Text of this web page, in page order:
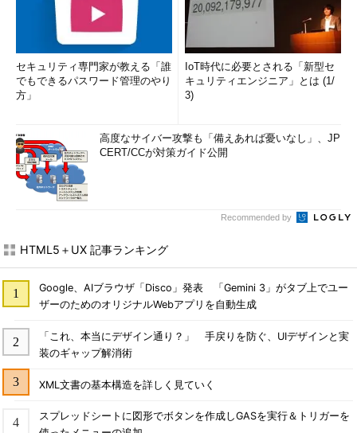
セキュリティ専門家が教える「誰
でもできるパスワード管理のやり
方」
IoT時代に必要とされる「新型セ
キュリティエンジニア」とは (1/
3)
高度なサイバー攻撃も「備えあれば憂いなし」、JP
CERT/CCが対策ガイド公開
Recommended by
HTML5＋UX 記事ランキング
Google、AIブラウザ「Disco」発表 「Gemini 3」がタブ上でユー
ザーのためのオリジナルWebアプリを自動生成
「これ、本当にデザイン通り？」 手戻りを防ぐ、UIデザインと実
装のギャップ解消術
XML文書の基本構造を詳しく見ていく
スプレッドシートに図形でボタンを作成しGASを実行＆トリガーを